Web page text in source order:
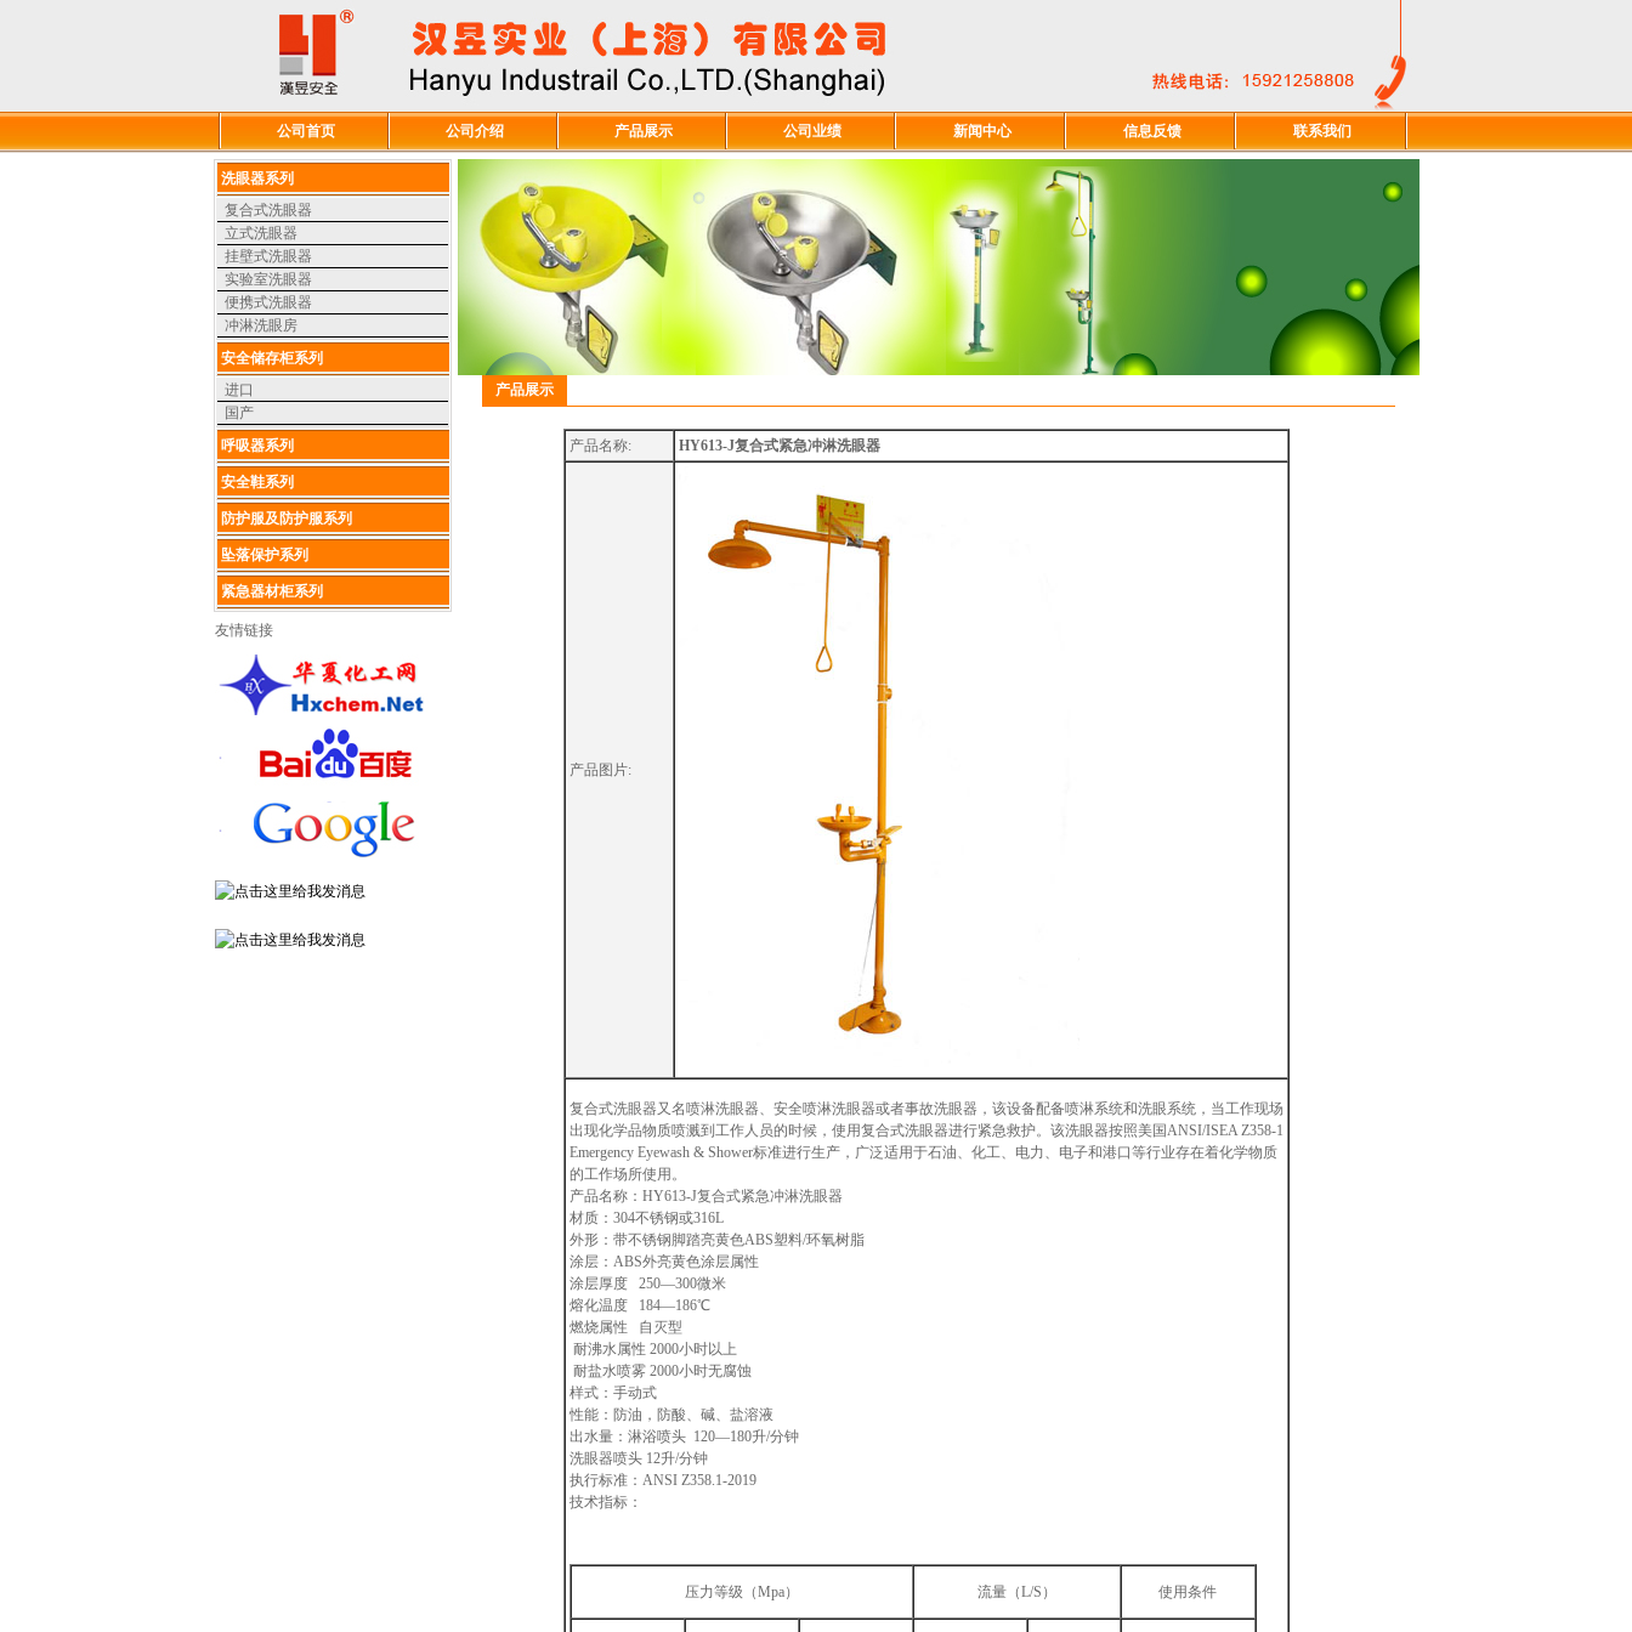
公司首页 公司介绍 产品展示 公司业绩 新闻中心 信息反馈 联系我们
洗眼器系列
复合式洗眼器
立式洗眼器
挂壁式洗眼器
实验室洗眼器
便携式洗眼器
冲淋洗眼房
安全储存柜系列
进口
国产
呼吸器系列
安全鞋系列
防护服及防护服系列
坠落保护系列
紧急器材柜系列
友情链接
产品展示
产品名称: HY613-J复合式紧急冲淋洗眼器
产品图片:
复合式洗眼器又名喷淋洗眼器、安全喷淋洗眼器或者事故洗眼器，该设备配备喷淋系统和洗眼系统，当工作现场
出现化学品物质喷溅到工作人员的时候，使用复合式洗眼器进行紧急救护。该洗眼器按照美国ANSI/ISEA Z358-1
Emergency Eyewash & Shower标准进行生产，广泛适用于石油、化工、电力、电子和港口等行业存在着化学物质
的工作场所使用。
产品名称：HY613-J复合式紧急冲淋洗眼器
材质：304不锈钢或316L
外形：带不锈钢脚踏亮黄色ABS塑料/环氧树脂
涂层：ABS外亮黄色涂层属性
涂层厚度 250—300微米
熔化温度 184—186℃
燃烧属性 自灭型
耐沸水属性 2000小时以上
耐盐水喷雾 2000小时无腐蚀
样式：手动式
性能：防油，防酸、碱、盐溶液
出水量：淋浴喷头 120—180升/分钟
洗眼器喷头 12升/分钟
执行标准：ANSI Z358.1-2019
技术指标：
压力等级（Mpa） 流量（L/S） 使用条件